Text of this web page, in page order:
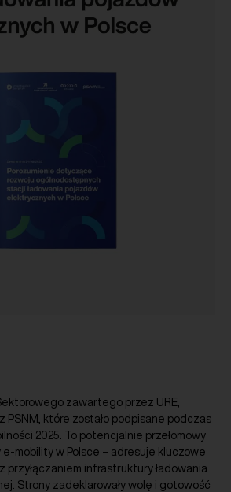
zawartego przez URE,
PSNM, które zostało podpisane podczas
2025. To potencjalnie przełomowy
mobility w Polsce – adresuje kluczowe
przyłączaniem infrastruktury ładowania
Strony zadeklarowały wolę i gotowość